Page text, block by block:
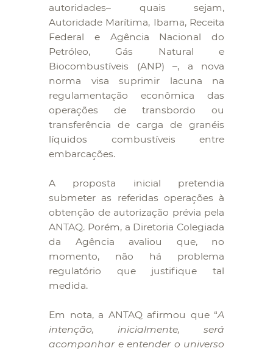
autoridades– quais sejam,
Autoridade Marítima, Ibama, Receita
Federal e Agência Nacional do
Petróleo, Gás Natural e
Biocombustíveis (ANP) –, a nova
norma visa suprimir lacuna na
regulamentação econômica das
operações de transbordo ou
transferência de carga de granéis
líquidos combustíveis entre
embarcações.
A proposta inicial pretendia
submeter as referidas operações à
obtenção de autorização prévia pela
ANTAQ. Porém, a Diretoria Colegiada
da Agência avaliou que, no
momento, não há problema
regulatório que justifique tal
medida.
Em nota, a ANTAQ afirmou que “A
intenção, inicialmente, será
acompanhar e entender o universo